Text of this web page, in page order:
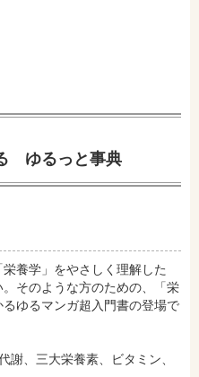
ゆるっと事典
養学」をやさしく理解した
そのような方のための、「栄
ゆるマンガ超入門書の登場で
謝、三大栄養素、ビタミン、